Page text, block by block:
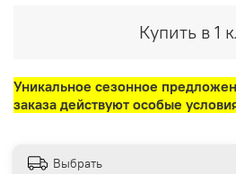
Купить в 1
Уникальное сезонное
заказа действуют особые
Выбрать